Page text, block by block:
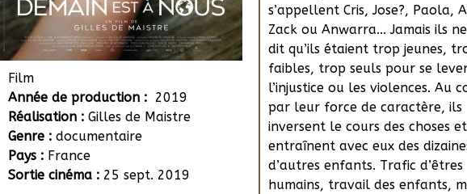
Film
Année de production : 2019
Réalisation : Gilles de Maistre
Genre : documentaire
Pays : France
Sortie cinéma : 25 sept. 2019
s’appellent Cris, Jose?, Paola,
Zack ou Anwarra... Jamais ils
dit qu’ils étaient trop jeunes,
faibles, trop seuls pour se
l’injustice ou les violences. Au
par leur force de caractère, ils
inversent le cours des choses et
entraînent avec eux des
d’autres enfants. Trafic d’êtres
humains, travail des enfants,